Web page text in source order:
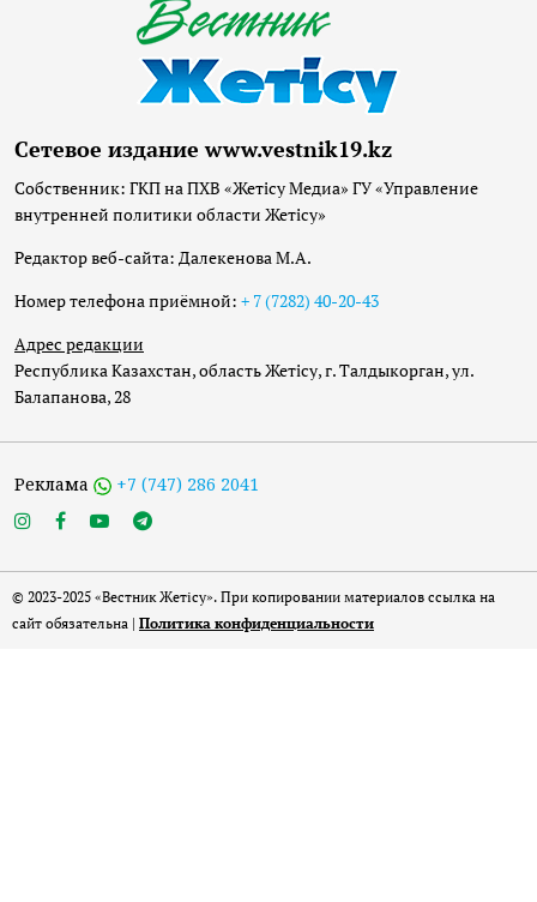
Сетевое издание www.vestnik19.kz
Собственник: ГКП на ПХВ «Жетісу Медиа» ГУ «Управление
внутренней политики области Жетісу»
Редактор веб-сайта: Далекенова М.А.
Номер телефона приёмной: + 7 (7282) 40-20-43
Адрес редакции
Республика Казахстан, область Жетісу, г. Талдыкорган, ул.
Балапанова, 28
Реклама +7 (747) 286 2041
© 2023-2025 «Вестник Жетісу». При копировании материалов ссылка на
сайт обязательна | Политика конфиденциальности